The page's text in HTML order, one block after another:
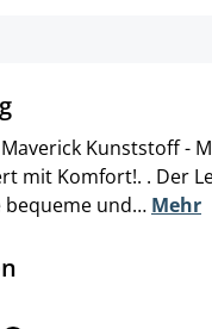
Kunststoff -
mit Komfort!. . Der
bequeme und… Mehr